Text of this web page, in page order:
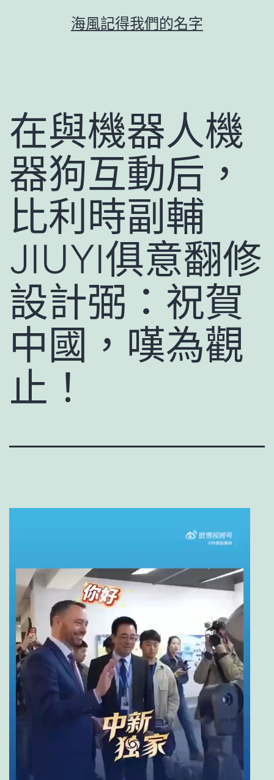
海風記得我們的名字
在與機器人機
器狗互動后，
比利時副輔
JIUYI俱意翻修
設計弼：祝賀
中國，嘆為觀
止！